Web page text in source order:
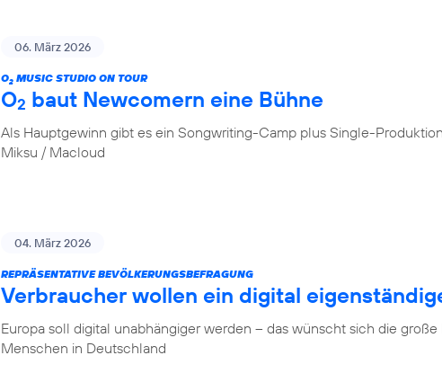
06. März 2026
O2 MUSIC STUDIO ON TOUR
O2 baut Newcomern eine Bühne
Als Hauptgewinn gibt es ein Songwriting-Camp plus Single-
Miksu / Macloud
04. März 2026
REPRÄSENTATIVE BEVÖLKERUNGSBEFRAGUNG
Verbraucher wollen ein digital
Europa soll digital unabhängiger werden – das wünscht sich die
Menschen in Deutschland